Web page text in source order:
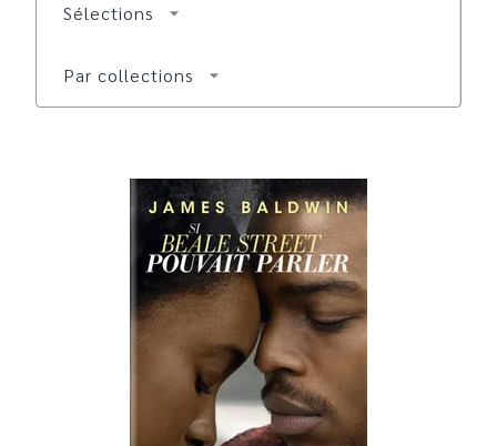
Sélections arrow_drop_down
Par collections arrow_drop_down